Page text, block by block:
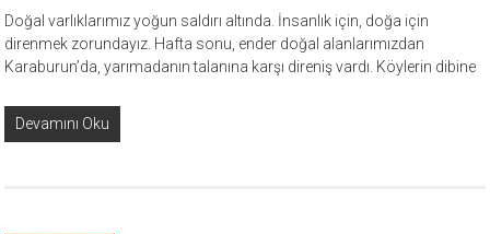
Doğal varlıklarımız yoğun saldırı altında. İnsanlık için, doğa için
direnmek zorundayız. Hafta sonu, ender doğal alanlarımızdan
Karaburun’da, yarımadanın talanına karşı direniş vardı. Köylerin dibine
Devamını Oku